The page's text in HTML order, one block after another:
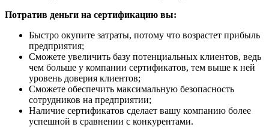
Потратив деньги на сертификацию вы:
Быстро окупите затраты, потому что возрастет прибыль
предприятия;
Сможете увеличить базу потенциальных клиентов, ведь
чем больше у компании сертификатов, тем выше к ней
уровень доверия клиентов;
Сможете обеспечить максимальную безопасность
сотрудников на предприятии;
Наличие сертификатов сделает вашу компанию более
успешной в сравнении с конкурентами.